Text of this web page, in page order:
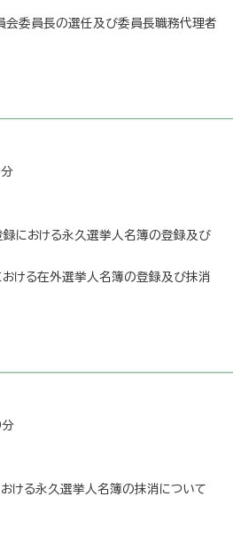
会委員長の選任及び委員長職務代理者
における永久選挙人名簿の登録及び
ける在外選挙人名簿の登録及び抹消
ける永久選挙人名簿の抹消について